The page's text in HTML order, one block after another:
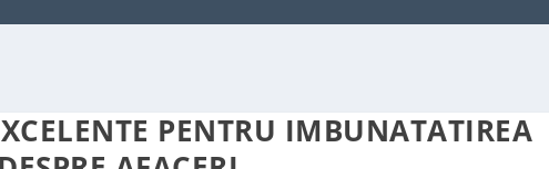
PENTRU IMBUNATATIREA